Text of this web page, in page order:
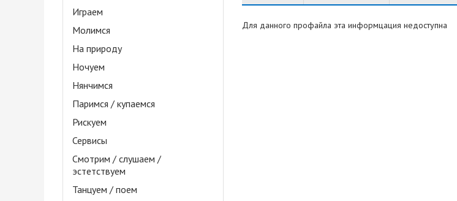
Играем
Молимся
На природу
Ночуем
Нянчимся
Паримся / купаемся
Рискуем
Сервисы
Смотрим / слушаем /
эстетствуем
Танцуем / поем
Для данного профайла эта информцация недоступна